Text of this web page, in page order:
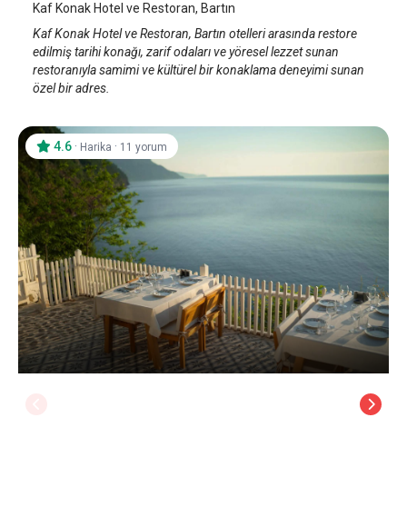
Kaf Konak Hotel ve Restoran, Bartın
Kaf Konak Hotel ve Restoran, Bartın otelleri arasında restore
edilmiş tarihi konağı, zarif odaları ve yöresel lezzet sunan
restoranıyla samimi ve kültürel bir konaklama deneyimi sunan
özel bir adres.
4.6 · Harika · 11 yorum